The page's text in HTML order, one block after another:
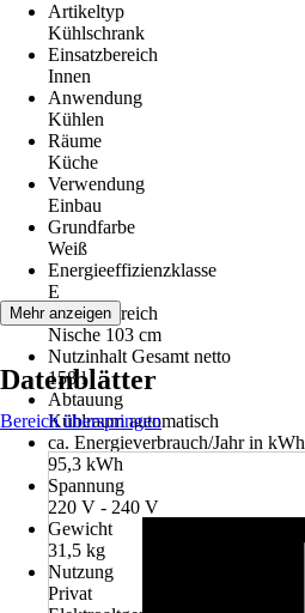
Artikeltyp
Kühlschrank
Einsatzbereich
Innen
Anwendung
Kühlen
Räume
Küche
Verwendung
Einbau
Grundfarbe
Weiß
Energieeffizienzklasse
E
Einsatzbereich
Nische 103 cm
Nutzinhalt Gesamt netto
158 l
Abtauung
Kühlraum automatisch
ca. Energieverbrauch/Jahr in kWh
95,3 kWh
Spannung
220 V - 240 V
Gewicht
31,5 kg
Nutzung
Privat
Mehr anzeigen
Datenblätter
Bereich überspringen